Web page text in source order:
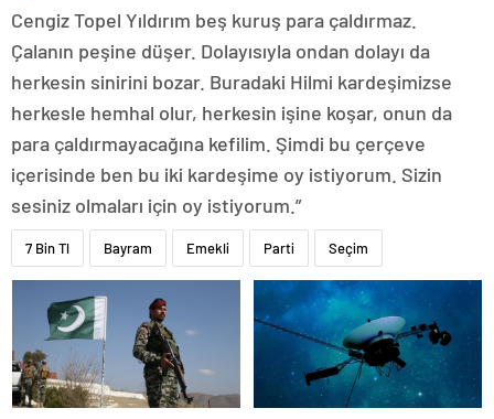
Cengiz Topel Yıldırım beş kuruş para çaldırmaz.
Çalanın peşine düşer. Dolayısıyla ondan dolayı da
herkesin sinirini bozar. Buradaki Hilmi kardeşimizse
herkesle hemhal olur, herkesin işine koşar, onun da
para çaldırmayacağına kefilim. Şimdi bu çerçeve
içerisinde ben bu iki kardeşime oy istiyorum. Sizin
sesiniz olmaları için oy istiyorum.”
7 Bin Tl Bayram Emekli Parti Seçim